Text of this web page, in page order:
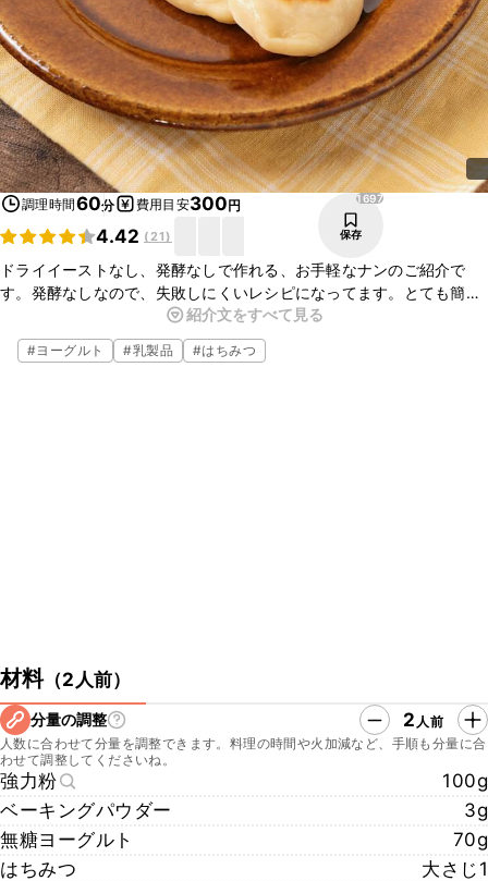
調理時間60分 費用目安300円
4.42 (21)
1697
保存
ドライイーストなし、発酵なしで作れる、お手軽なナンのご紹介で
す。発酵なしなので、失敗しにくいレシピになってます。とても簡単
なのに、しっかり美味しいナンが出来ますよ。ぜひ、カレーのお供に
お試しくださいね。
紹介文をすべて見る
#ヨーグルト #乳製品 #はちみつ
材料（2人前）
分量の調整 2 人前
人数に合わせて分量を調整できます。料理の時間や火加減など、手順も分量に合
わせて調整してくださいね。
強力粉
100g
ベーキングパウダー
3g
無糖ヨーグルト
70g
はちみつ
大さじ1